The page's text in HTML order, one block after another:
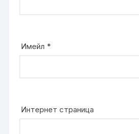
Имейл *
Интернет страница